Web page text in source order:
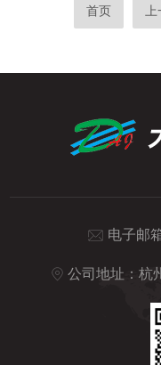
首页
电子邮
公司地址：杭